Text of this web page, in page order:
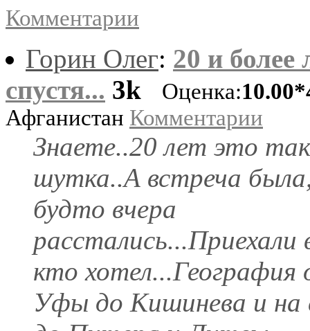
Комментарии
Горин Олег: 20 и более
спустя... 3k Оценка:
Афганистан Комментарии
Знаете..20 лет это
шутка..А встреча
будто вчера
расстались...Приехали
кто хотел...География
Уфы до Кишинева и на